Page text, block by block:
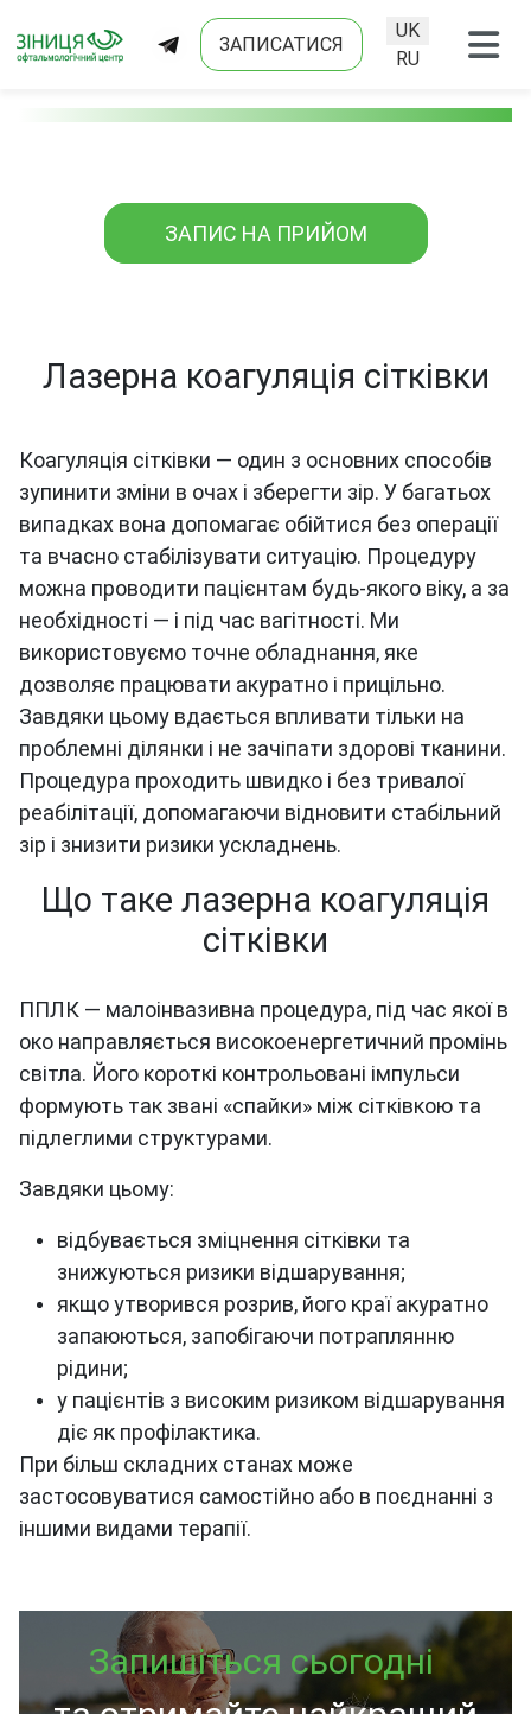
ЗАПИСАТИСЯ
Оберіть свою
UK
RU
ЗАПИС НА ПРИЙОМ
Лазерна коагуляція сітківки
Коагуляція сітківки — один з основних способів
зупинити зміни в очах і зберегти зір. У багатьох
випадках вона допомагає обійтися без операції
та вчасно стабілізувати ситуацію. Процедуру
можна проводити пацієнтам будь-якого віку, а за
необхідності — і під час вагітності. Ми
використовуємо точне обладнання, яке
дозволяє працювати акуратно і прицільно.
Завдяки цьому вдається впливати тільки на
проблемні ділянки і не зачіпати здорові тканини.
Процедура проходить швидко і без тривалої
реабілітації, допомагаючи відновити стабільний
зір і знизити ризики ускладнень.
Що таке лазерна коагуляція
сітківки
ППЛК — малоінвазивна процедура, під час якої в
око направляється високоенергетичний промінь
світла. Його короткі контрольовані імпульси
формують так звані «спайки» між сітківкою та
підлеглими структурами.
Завдяки цьому:
відбувається зміцнення сітківки та
знижуються ризики відшарування;
якщо утворився розрив, його краї акуратно
запаюються, запобігаючи потраплянню
рідини;
у пацієнтів з високим ризиком відшарування
діє як профілактика.
При більш складних станах може
застосовуватися самостійно або в поєднанні з
іншими видами терапії.
Запишіться сьогодні